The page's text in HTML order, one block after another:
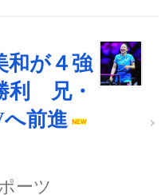
和が４強
利 兄・
前進
ーツ